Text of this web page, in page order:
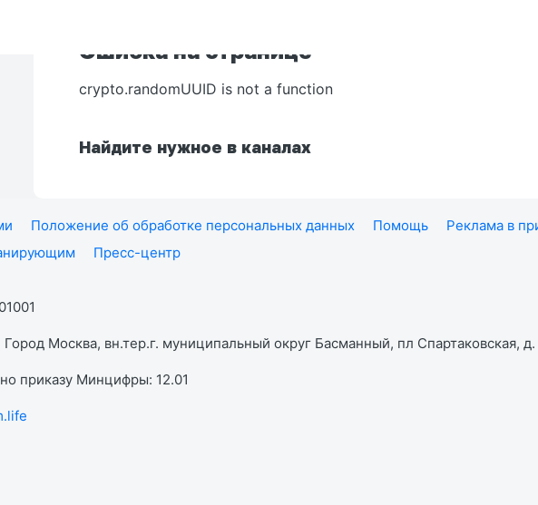
Ошибка на странице
crypto.randomUUID is not a function
Найдите нужное в каналах
Положение об обработке персональных данных Помощь Реклама в
Пресс-центр
Москва, вн.тер.г. муниципальный округ Басманный, пл Спартаковская,
приказу Минцифры: 12.01